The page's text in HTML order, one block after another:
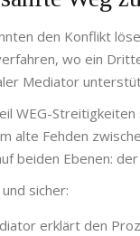
den Konflikt
wo ein
Mediator
WEG-
alte Fehden
beiden Ebenen:
sicher:
erklärt den